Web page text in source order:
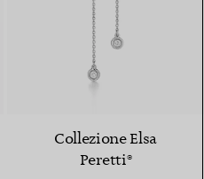
Collezione Elsa
Peretti®